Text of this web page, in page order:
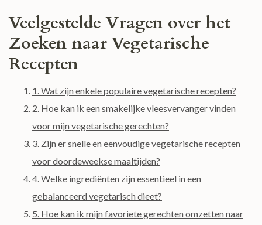
Veelgestelde Vragen over het
Zoeken naar Vegetarische
Recepten
1. Wat zijn enkele populaire vegetarische recepten?
2. Hoe kan ik een smakelijke vleesvervanger vinden
voor mijn vegetarische gerechten?
3. Zijn er snelle en eenvoudige vegetarische recepten
voor doordeweekse maaltijden?
4. Welke ingrediënten zijn essentieel in een
gebalanceerd vegetarisch dieet?
5. Hoe kan ik mijn favoriete gerechten omzetten naar